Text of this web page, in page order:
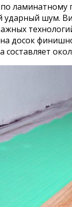
ламинатному
ударный шум.
досок
составляет